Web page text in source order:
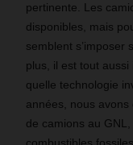
pertinente. Les
disponibles, mais
semblent s’imposer
plus, il est tout
quelle technologie
années, nous
de camions au